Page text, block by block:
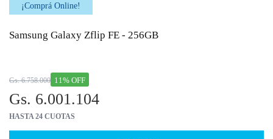
¡Comprá Online!
Samsung Galaxy Zflip FE - 256GB
11% OFF
Gs. 6.758.000
Gs. 6.001.104
HASTA 24 CUOTAS